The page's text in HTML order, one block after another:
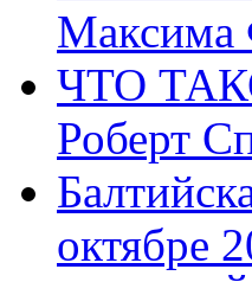
Максима
ЧТО
Роберт
октябре